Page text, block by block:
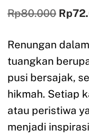
Rp80.000 Rp
Renungan
tuangkan
pusi bersajak,
hikmah. Setiap
atau peristiwa
menjadi